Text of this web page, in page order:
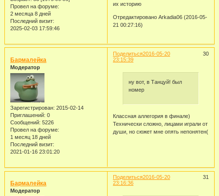
Провел на форуме:
2 месяца 8 дней
Последний визит:
2025-02-03 17:59:46
их историю
Отредактировано Arkadia06 (2016-05-
21 00:27:16)
Поделиться 30
2016-05-20
23:15:39
Бармалейка
Модератор
Зарегистрирован: 2015-02-14
Приглашений: 0
Сообщений: 5226
Провел на форуме:
1 месяц 18 дней
Последний визит:
2021-01-16 23:01:20
ну вот, в Танцуй! был
номер
Классная аллегория в финале)
Технически сложно, лицами играли от
души, но сюжет мне опять непонятен(
Поделиться 31
2016-05-20
23:16:36
Бармалейка
Модератор